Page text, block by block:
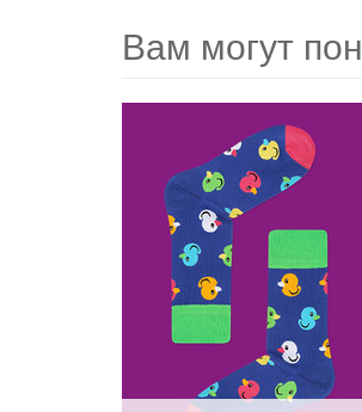
Вам могут